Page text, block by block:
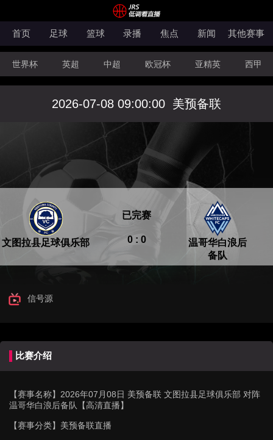
首页 足球 篮球 录播 焦点 新闻 其他赛事
世界杯 英超 中超 欧冠杯 亚精英 西甲
韩K联 法甲 科索沃超 意甲 世亚预 中甲
法罗超 日职联 NBA CBA
2026-07-08 09:00:00 美预备联
文图拉县足球俱乐部 0 : 0
已完赛
温哥华白浪后
备队
信号源
比赛介绍
【赛事名称】 2026年07月08日 美预备联 文图拉县足球俱乐部 对阵
温哥华白浪后备队【高清直播】
【赛事分类】 美预备联直播